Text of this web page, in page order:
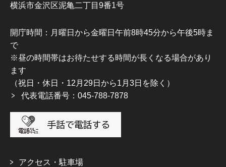
横浜市金沢区泥亀二丁目9番1号
開庁時間：月曜日から金曜日午前8時45分から午後5時ま
で
※昼の時間帯はお待たせする時間が長くなる場合があり
ます
（祝日・休日・12月29日から1月3日を除く）
代表電話番号：045-788-7878
アクセス・駐車場